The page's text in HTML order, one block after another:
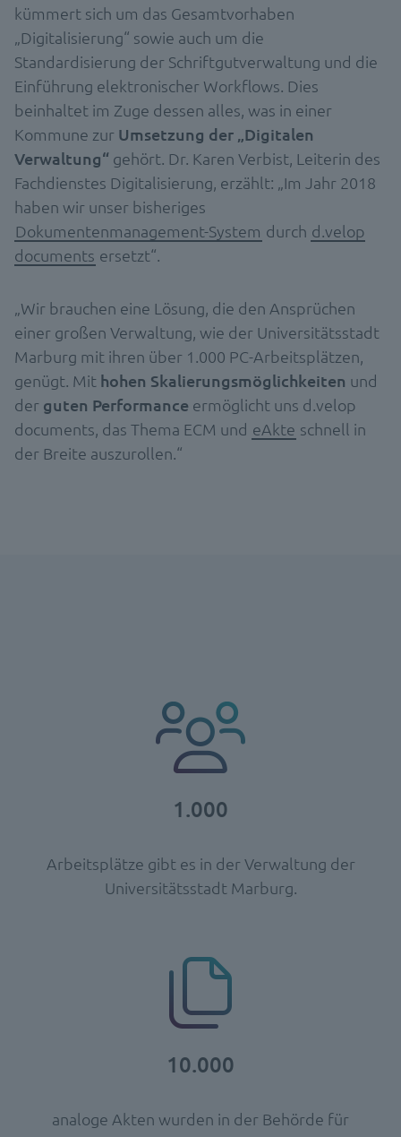
kümmert sich um das Gesamtvorhaben
„Digitalisierung“ sowie auch um die
Standardisierung der Schriftgutverwaltung und die
Einführung elektronischer Workflows. Dies
beinhaltet im Zuge dessen alles, was in einer
Kommune zur Umsetzung der „Digitalen
Verwaltung“ gehört. Dr. Karen Verbist, Leiterin des
Fachdienstes Digitalisierung, erzählt: „Im Jahr 2018
haben wir unser bisheriges
Dokumentenmanagement-System durch d.velop
documents ersetzt“.
„Wir brauchen eine Lösung, die den Ansprüchen
einer großen Verwaltung, wie der Universitätsstadt
Marburg mit ihren über 1.000 PC-Arbeitsplätzen,
genügt. Mit hohen Skalierungsmöglichkeiten und
der guten Performance ermöglicht uns d.velop
documents, das Thema ECM und eAkte schnell in
der Breite auszurollen.“
1.000
Arbeitsplätze gibt es in der Verwaltung der
Universitätsstadt Marburg.
10.000
analoge Akten wurden in der Behörde für